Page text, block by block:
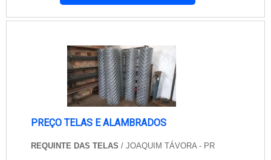
materiais, além de evitar prejuízos com subst...
PREÇO TELAS E ALAMBRADOS
REQUINTE DAS TELAS / JOAQUIM TÁVORA - PR